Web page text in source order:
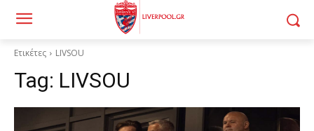
Ετικέτες LIVSOU
Tag: LIVSOU